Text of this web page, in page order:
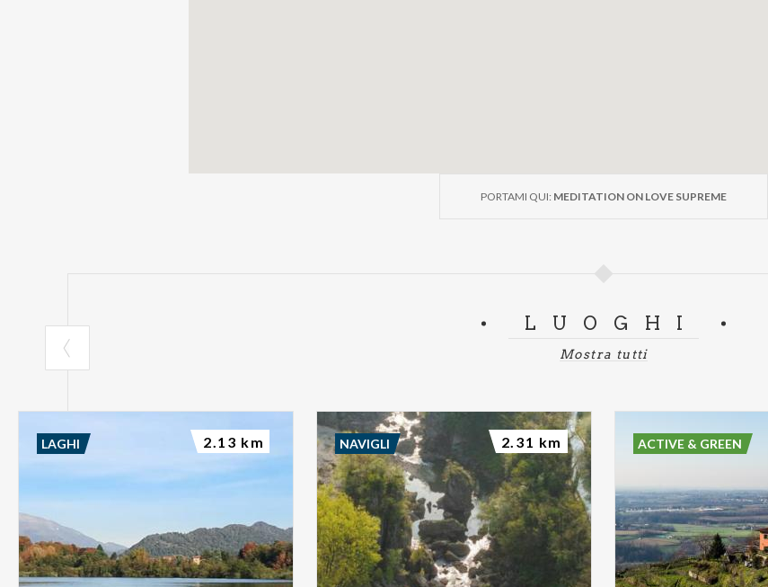
PORTAMI QUI: MEDITATION ON LOVE SUPREME
LUOGHI
Mostra tutti
LAGHI 2.13 km NAVIGLI 2.31 km ACTIVE & GREEN